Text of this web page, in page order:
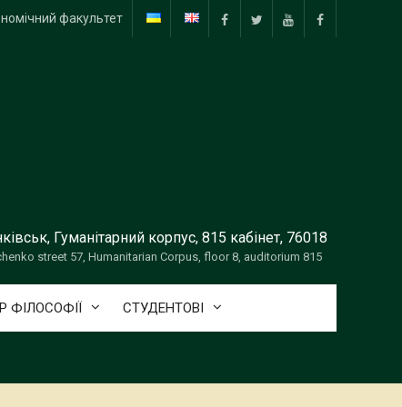
facebooktwitter Youtubefacebook
факультет
Гуманітарний корпус, 815 кабінет, 76018
street 57, Humanitarian Corpus, floor 8, auditorium 815
ФІЛОСОФІЇ СТУДЕНТОВІ